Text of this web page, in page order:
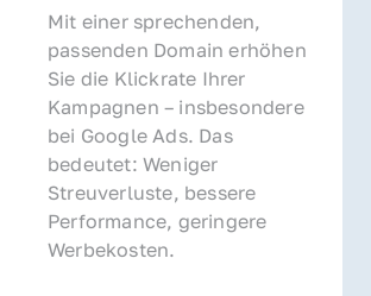
Mit einer sprechenden,
passenden Domain erhöhen
Sie die Klickrate Ihrer
Kampagnen – insbesondere
bei Google Ads. Das
bedeutet: Weniger
Streuverluste, bessere
Performance, geringere
Werbekosten.